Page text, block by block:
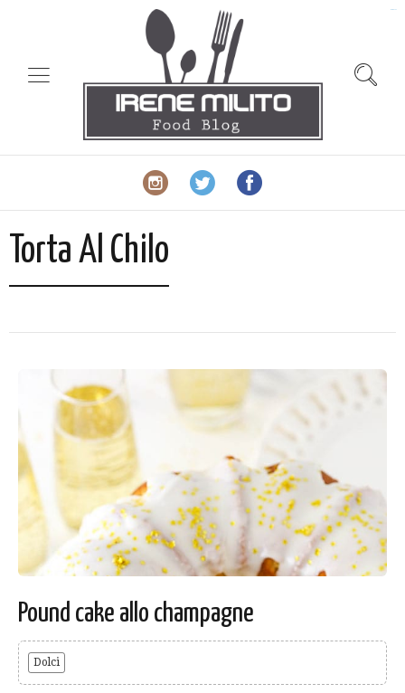
Torta Al Chilo
Pound cake allo champagne
Dolci